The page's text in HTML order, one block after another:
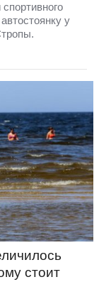
у
стоит